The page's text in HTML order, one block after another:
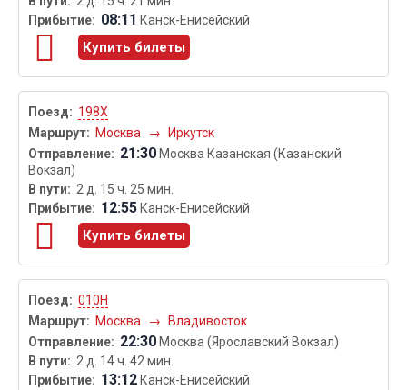
08:11 Канск-Енисейский
Купить билеты
198Х
Москва
→ Иркутск
21:30 Москва Казанская (Казанский
Вокзал)
2 д. 15 ч. 25 мин.
12:55 Канск-Енисейский
Купить билеты
010Н
Москва
→ Владивосток
22:30 Москва (Ярославский Вокзал)
2 д. 14 ч. 42 мин.
13:12 Канск-Енисейский